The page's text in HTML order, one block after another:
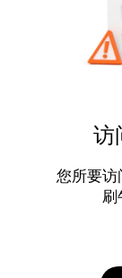
访
您所要访
刷